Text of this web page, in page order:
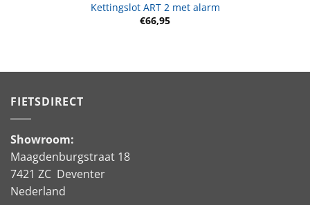
Kettingslot ART 2 met alarm
€66,95
FIETSDIRECT
Showroom:
Maagdenburgstraat 18
7421 ZC Deventer
Nederland